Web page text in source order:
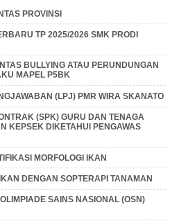
PROVINSI
TP 2025/2026 SMK PRODI
BULLYING ATAU PERUNDUNGAN
MAPEL P5BK
(LPJ) PMR WIRA SKANATO
(SPK) GURU DAN TENAGA
KEPSEK DIKETAHUI PENGAWAS
MORFOLOGI IKAN
DENGAN SOPTERAPI TANAMAN
SAINS NASIONAL (OSN)